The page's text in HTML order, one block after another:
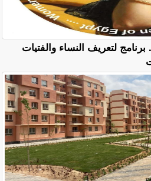
لتعريف النساء والفتيات